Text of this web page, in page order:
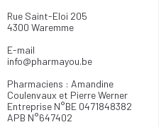
Rue Saint-Eloi 205
4300 Waremme
E-mail
info@pharmayou.be
Pharmaciens : Amandine
Coulenvaux et Pierre Werner
Entreprise N°BE 0471848382
APB N°647402